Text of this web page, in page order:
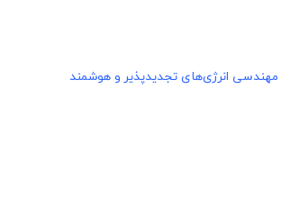
مهندسی انرژی‌های تجدیدپذیر و هوشمند